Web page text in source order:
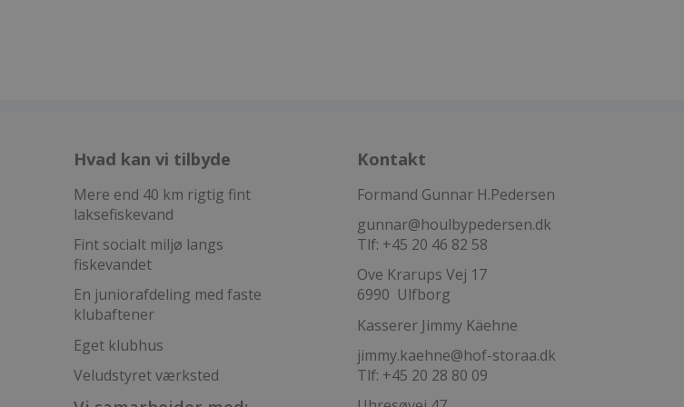
Hvad kan vi tilbyde
Mere end 40 km rigtig fint
laksefiskevand
Fint socialt miljø langs
fiskevandet
En juniorafdeling med faste
klubaftener
Eget klubhus
Veludstyret værksted
Kontakt
Formand Gunnar H.Pedersen
gunnar@houlbypedersen.dk
Tlf: +45 20 46 82 58
Ove Krarups Vej 17
6990 Ulfborg
Kasserer Jimmy Käehne
jimmy.kaehne@hof-storaa.dk
Tlf: +45 20 28 80 09